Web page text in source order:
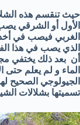
حيث تنقسم هذه
الغربي فيصب في
أن بعد ذلك يختفي
الماء و لم يعلم حتى
الجيولوجي الصحيح
تسميتها بشلالات